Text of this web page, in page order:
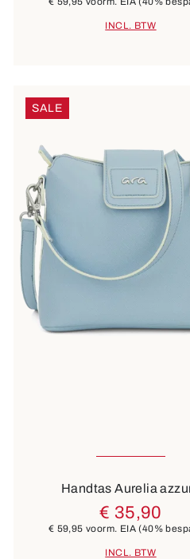
INCL. BTW
SALE
6 Kleuren
Handtas Aurelia
€ 35,90
€ 59,95 voorm. EIA(40%
INCL. BTW